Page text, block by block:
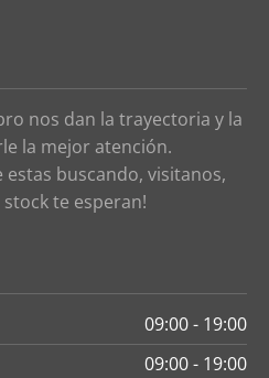
nos dan la trayectoria y la
la mejor atención.
buscando, visitanos,
te esperan!
09:00 - 19:00
09:00 - 19:00